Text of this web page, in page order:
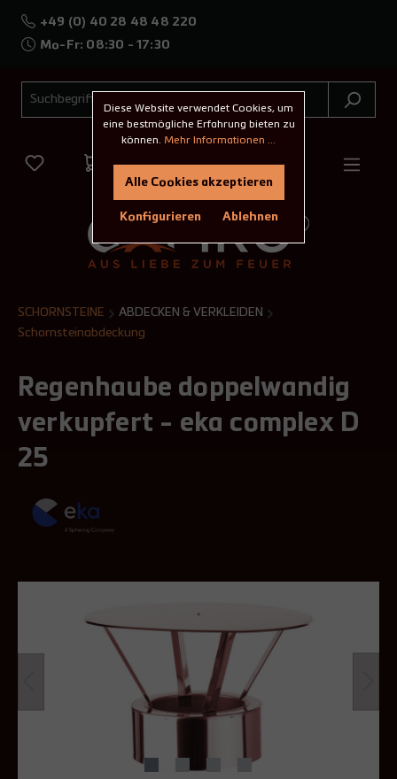
+49 (0) 40 28 48 48 220
Mo-Fr: 08:30 - 17:30
SCHORNSTEINE
ABDECKEN & VERKLEIDEN
Schornsteinabdeckung
Regenhaube doppelwandig
verkupfert - eka complex D
25
Diese Website verwendet Cookies, um
eine bestmögliche Erfahrung bieten zu
können. Mehr Informationen ...
Ablehnen
Konfigurieren
Alle Cookies akzeptieren